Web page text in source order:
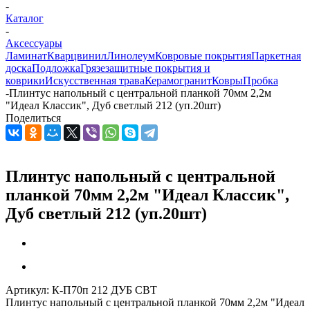
-
Каталог
-
Аксессуары
ЛаминатКварцвинилЛинолеумКовровые покрытияПаркетная
доскаПодложкаГрязезащитные покрытия и
коврикиИскусственная траваКерамогранитКоврыПробка
-Плинтус напольный с центральной планкой 70мм 2,2м
"Идеал Классик", Дуб светлый 212 (уп.20шт)
Поделиться
Плинтус напольный с центральной
планкой 70мм 2,2м "Идеал Классик",
Дуб светлый 212 (уп.20шт)
Артикул: К-П70п 212 ДУБ СВТ
Плинтус напольный с центральной планкой 70мм 2,2м "Идеал